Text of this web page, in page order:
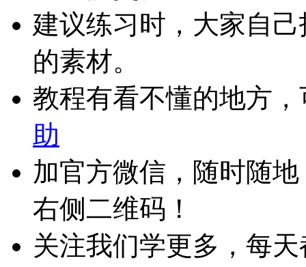
建议练习时，大家自
的素材。
教程有看不懂的地方
助
加官方微信，随时随
右侧二维码！
关注我们学更多，每